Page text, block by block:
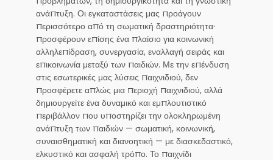
ανάπτυξη. Οι εγκαταστάσεις μας προάγουν
περισσότερο από τη σωματική δραστηριότητα·
προσφέρουν επίσης ένα πλαίσιο για κοινωνική
αλληλεπίδραση, συνεργασία, εναλλαγή σειράς και
επικοινωνία μεταξύ των παιδιών. Με την επένδυση
στις εσωτερικές μας λύσεις παιχνιδιού, δεν
προσφέρετε απλώς μια περιοχή παιχνιδιού, αλλά
δημιουργείτε ένα δυναμικό και εμπλουτιστικό
περιβάλλον που υποστηρίζει την ολοκληρωμένη
ανάπτυξη των παιδιών — σωματική, κοινωνική,
συναισθηματική και διανοητική — με διασκεδαστικό,
ελκυστικό και ασφαλή τρόπο. Το παιχνίδι